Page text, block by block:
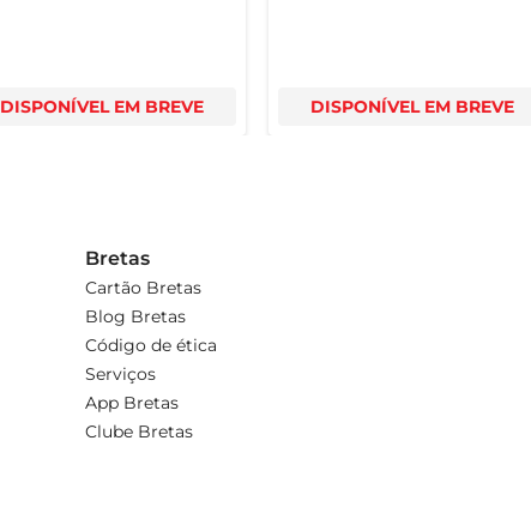
DISPONÍVEL EM BREVE DISPONÍVEL EM BREVE
Bretas
Cartão Bretas
Blog Bretas
Código de ética
Serviços
App Bretas
Clube Bretas